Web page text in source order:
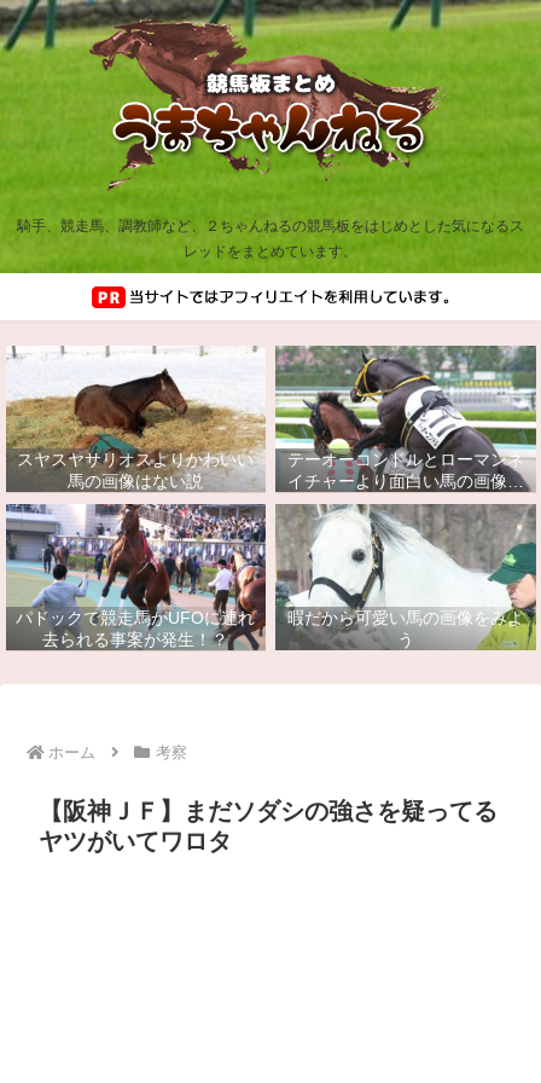
騎手、競走馬、調教師など、２ちゃんねるの競馬板をはじめとした気になるス
レッドをまとめています。
スヤスヤサリオスよりかわいい
馬の画像はない説
テーオーコンドルとローマンネ
イチャーより面白い馬の画像っ
てあるの？
パドックで競走馬がUFOに連れ
去られる事案が発生！？
暇だから可愛い馬の画像をみよ
う
ホーム 考察
【阪神ＪＦ】まだソダシの強さを疑ってる
ヤツがいてワロタ